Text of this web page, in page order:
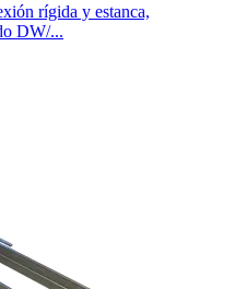
rígida y estanca,
DW/...